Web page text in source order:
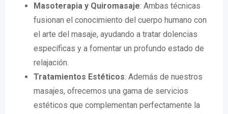
Masoterapia y Quiromasaje: Ambas técnicas
fusionan el conocimiento del cuerpo humano con
el arte del masaje, ayudando a tratar dolencias
específicas y a fomentar un profundo estado de
relajación.
Tratamientos Estéticos: Además de nuestros
masajes, ofrecemos una gama de servicios
estéticos que complementan perfectamente la